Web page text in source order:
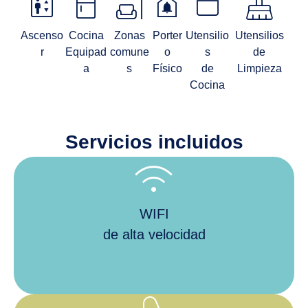
Ascenso
r
Cocina
Equipad
a
Zonas
comune
s
Porter
o
Físico
Utensilio
s
de
Cocina
Utensilios
de
Limpieza
Servicios incluidos
wifi
WIFI
de alta velocidad